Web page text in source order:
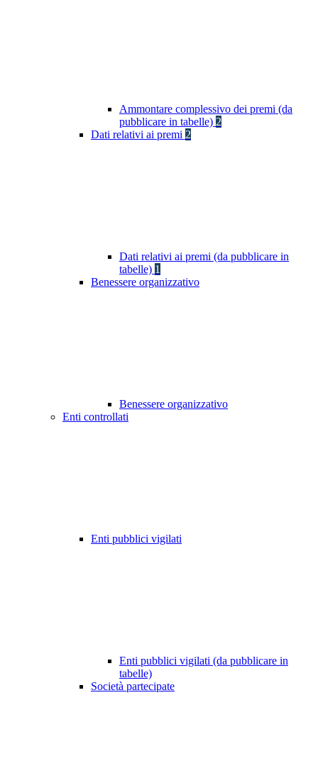
Ammontare complessivo dei premi (da
pubblicare in tabelle) 2
Dati relativi ai premi 2
Dati relativi ai premi (da pubblicare in
tabelle) 1
Benessere organizzativo
Benessere organizzativo
Enti controllati
Enti pubblici vigilati
Enti pubblici vigilati (da pubblicare in
tabelle)
Società partecipate